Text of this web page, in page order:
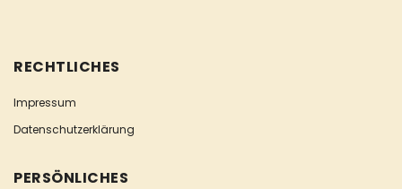
RECHTLICHES
Impressum
Datenschutzerklärung
PERSÖNLICHES